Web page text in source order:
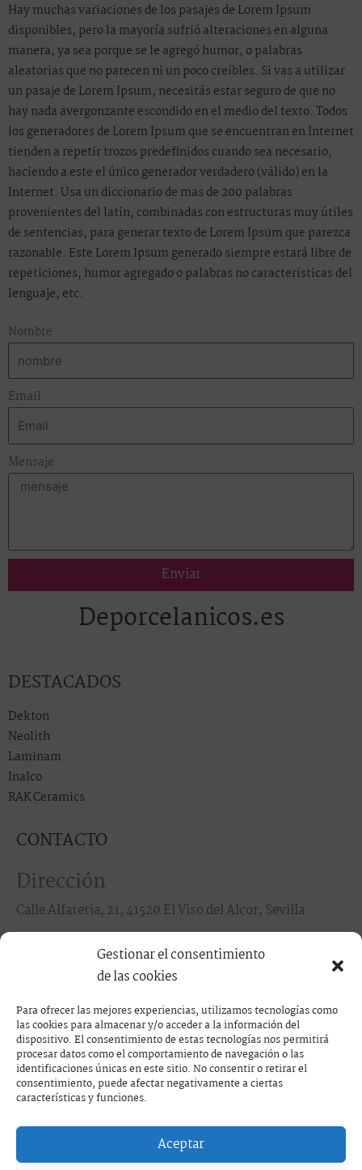
Gestionar el consentimiento
de las cookies
Para ofrecer las mejores experiencias, utilizamos tecnologías como
las cookies para almacenar y/o acceder a la información del
dispositivo. El consentimiento de estas tecnologías nos permitirá
procesar datos como el comportamiento de navegación o las
identificaciones únicas en este sitio. No consentir o retirar el
consentimiento, puede afectar negativamente a ciertas
características y funciones.
Aceptar
PRESUPUESTO
Hay muchas variaciones de los pasajes de Lorem Ipsum
disponibles, pero la mayoría sufrió alteraciones en alguna
manera, ya sea porque se le agregó humor, o palabras
aleatorias que no parecen ni un poco creíbles. Si vas a utilizar
un pasaje de Lorem Ipsum, necesitás estar seguro de que no
hay nada avergonzante escondido en el medio del texto. Todos
los generadores de Lorem Ipsum que se encuentran en Internet
tienden a repetir trozos predefinidos cuando sea necesario,
haciendo a este el único generador verdadero (válido) en la
Internet. Usa un diccionario de mas de 200 palabras
provenientes del latín, combinadas con estructuras muy útiles
de sentencias, para generar texto de Lorem Ipsum que parezca
razonable. Este Lorem Ipsum generado siempre estará libre de
repeticiones, humor agregado o palabras no características del
lenguaje, etc.
Nombre
Email
Mensaje
Enviar
Deporcelanicos.es
DESTACADOS
Dekton
Neolith
Laminam
Inalco
RAK Ceramics
CONTACTO
Dirección
Calle Alfarería, 21, 41520 El Viso del Alcor, Sevilla
Teléfonos
F
a
c
I
n
s
Copyright © 2023 deporcelanico | Desarrollado